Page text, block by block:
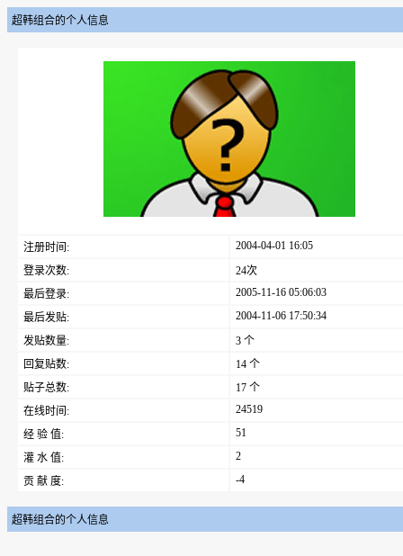
超韩组合的个人信息
注册时间:
2004-04-01 16:05
登录次数:
24次
最后登录:
2005-11-16 05:06:03
最后发贴:
2004-11-06 17:50:34
发贴数量:
3 个
回复贴数:
14 个
贴子总数:
17 个
在线时间:
24519
经 验 值:
51
灌 水 值:
2
贡 献 度:
-4
超韩组合的个人信息